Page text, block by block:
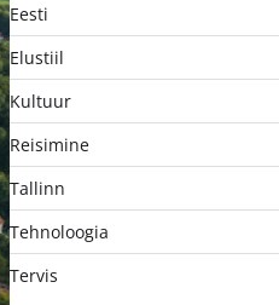
Eesti
Elustiil
Kultuur
Reisimine
Tallinn
Tehnoloogia
Tervis